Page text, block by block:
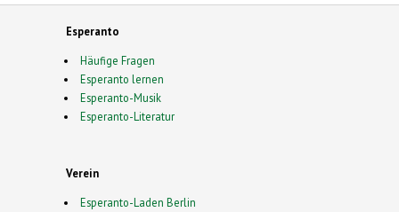
Esperanto
Häufige Fragen
Esperanto lernen
Esperanto-Musik
Esperanto-Literatur
Verein
Esperanto-Laden Berlin